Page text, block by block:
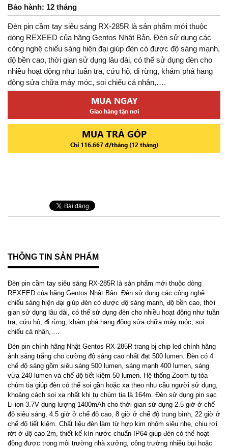
Bảo hành: 12 tháng
Đèn pin cầm tay siêu sáng RX-285R là sản phẩm mới thuộc
dòng REXEED của hãng Gentos Nhật Bản. Đèn sử dụng các
công nghệ chiếu sáng hiện đại giúp đèn có được độ sáng mạnh,
độ bền cao, thời gian sử dụng lâu dài, có thể sử dụng đèn cho
nhiều hoạt động như tuần tra, cứu hộ, đi rừng, khám phá hang
động sửa chữa máy móc, soi chiếu cá nhân,….
MUA NGAY
Giao hàng tận nơi
MUA TRẢ GÓP
Chỉ 116.667 đ/tháng (12 tháng)
THÔNG TIN SẢN PHẨM
Đèn pin cầm tay siêu sáng RX-285R là sản phẩm mới thuộc dòng
REXEED của hãng Gentos Nhật Bản. Đèn sử dụng các công nghệ
chiếu sáng hiện đại giúp đèn có được độ sáng mạnh, độ bền cao, thời
gian sử dụng lâu dài, có thể sử dụng đèn cho nhiều hoạt động như tuần
tra, cứu hộ, đi rừng, khám phá hang động sửa chữa máy móc, soi
chiếu cá nhân,….
Đèn pin chính hãng Nhật Gentos RX-285R trang bị chip led chính hãng
ánh sáng trắng cho cường độ sáng cao nhất đạt 500 lumen. Đèn có 4
chế độ sáng gồm siêu sáng 500 lumen, sáng mạnh 400 lumen, sáng
vừa 240 lumen và chế độ tiết kiệm 50 lumen. Hệ thống Zoom tụ tỏa
chùm tia giúp đèn có thể soi gần hoặc xa theo nhu cầu người sử dụng,
khoảng cách soi xa nhất khi tụ chùm tia là 164m. Đèn sử dụng pin sạc
Li-ion 3.7V dung lượng 1400mAh cho thời gian sử dụng 2.5 giờ ở chế
độ siêu sáng, 4.5 giờ ở chế độ cao, 8 giờ ở chế độ trung bình, 22 giờ ở
chế độ tiết kiệm. Chất liệu đèn làm từ hợp kim nhôm siêu nhẹ, chịu rơi
rớt ở độ cao 2m, thiết kế kín nước chuẩn IP64 giúp đèn có thể hoạt
động được trong môi trường nhà xưởng, công trường nhiều bụi hoặc